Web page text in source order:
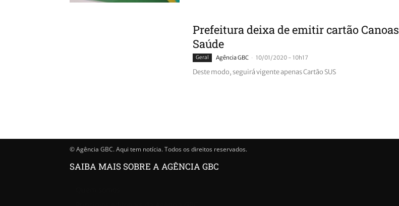
Prefeitura deixa de emitir cartão Canoas
Saúde
Geral Agência GBC - 10/01/2020 - 10h17
Deste modo, seguirá vigente apenas Cartão SUS
© Agência GBC. Aqui tem notícia. Todos os direitos reservados.
SAIBA MAIS SOBRE A AGÊNCIA GBC